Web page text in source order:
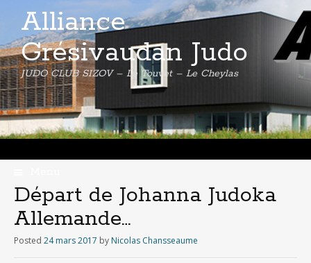
Alliance
Grésivaudan Judo
JUDO CLUB SIZOV – Le Touvet – Le Cheylas
Skip
to
content
Départ de Johanna Judoka
Allemande…
Posted 24 mars 2017 by Nicolas Chansseaume